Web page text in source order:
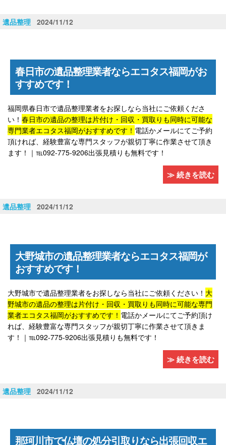
遺品整理 2024/11/12
春日市の遺品整理業者ならエコタス福岡がお
すすめです！
福岡県春日市で遺品整理業者をお探しなら当社にご依頼くださ
い！ 春日市の遺品の整理は片付け・回収・買取りも同時に可能な
専門業者エコタス福岡がおすすめです！ 電話かメールにてご予約
頂ければ、経験豊富な専門スタッフが親切丁寧に作業させて頂き
ます！｜℡092-775-9206出張見積りも無料です！
≫ 続きを読む
遺品整理 2024/11/12
大野城市の遺品整理業者ならエコタス福岡が
おすすめです！
大野城市で遺品整理業者をお探しなら当社にご依頼ください！ 大
野城市の遺品の整理は片付け・回収・買取りも同時に可能な専門
業者エコタス福岡がおすすめです！ 電話かメールにてご予約頂け
れば、経験豊富な専門スタッフが親切丁寧に作業させて頂きま
す！｜℡092-775-9206出張見積りも無料です！
≫ 続きを読む
遺品整理 2024/11/12
那珂川市で仏壇の処分引取りなら出張回収エ